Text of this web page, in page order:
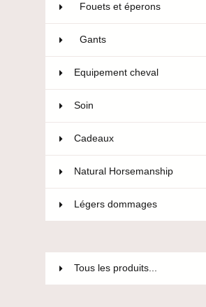
Fouets et éperons
Gants
Equipement cheval
Soin
Cadeaux
Natural Horsemanship
Légers dommages
Tous les produits...